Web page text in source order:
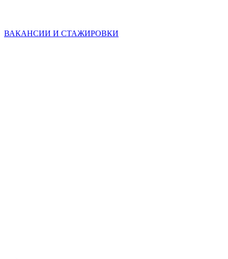
ВАКАНСИИ И СТАЖИРОВКИ